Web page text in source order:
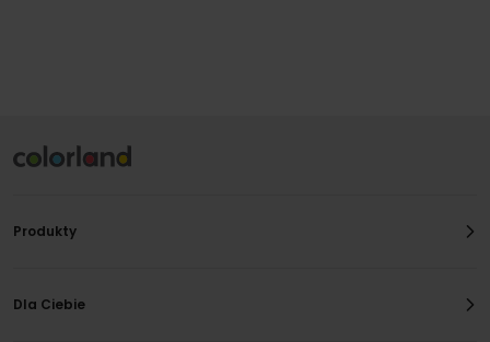
Produkty
Dla Ciebie